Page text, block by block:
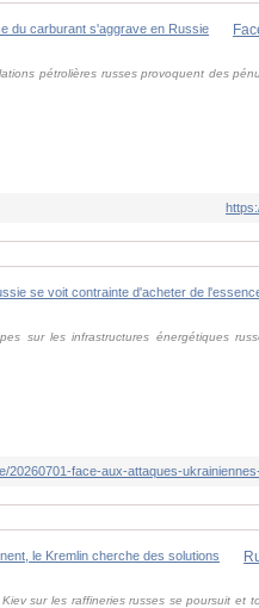
pétrolières russes provoquent des
sur les infrastructures énergétiques
20260701-face-aux-attaques-
sur les raffineries russes se poursuit et